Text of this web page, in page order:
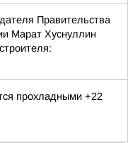
Правительства
Марат Хуснуллин
прохладными +22